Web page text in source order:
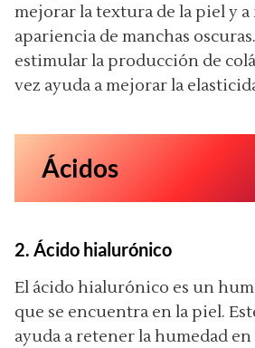
mejorar la textura de la piel y
apariencia de manchas
estimular la producción de
vez ayuda a mejorar la
Ácidos
2. Ácido hialurónico
El ácido hialurónico es un
que se encuentra en la piel.
ayuda a retener la humedad